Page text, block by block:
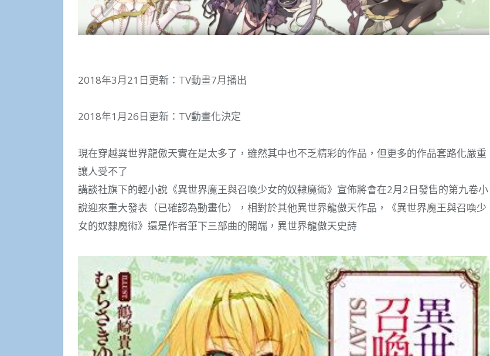
2018年3月21日更新：TV動畫7月播出
2018年1月26日更新：TV動畫化決定
現在穿越異世界龍傲天實在是太多了，雖然其中也不乏精彩的作品，但更多的作品套路化嚴重
讓人受不了
講談社旗下的輕小說《異世界魔王與召喚少女的奴隸魔術》宣佈將會在2月2日發售的第九卷小
說迎來重大發表（已確認為動畫化），相對於其他異世界龍傲天作品，《異世界魔王與召喚少
女的奴隸魔術》還是作者筆下三部曲的開端，異世界龍傲天史詩